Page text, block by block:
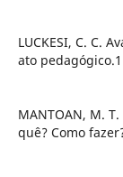
LUCKESI, C. C.
ato
MANTOAN, M.
quê? Como